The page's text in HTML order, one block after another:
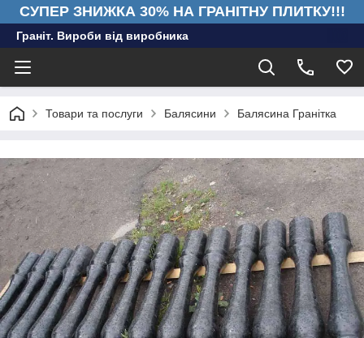
СУПЕР ЗНИЖКА 30% НА ГРАНІТНУ ПЛИТКУ!!!
Граніт. Вироби від виробника
Товари та послуги Балясини Балясина Гранітка